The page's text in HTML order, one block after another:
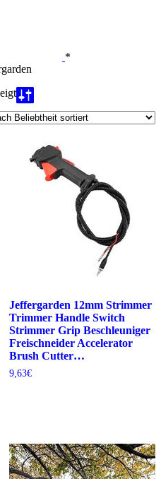
*
Nach
Beliebtheit
sortiert
Jeffergarden 12mm Strimmer
Trimmer Handle Switch
Strimmer Grip Beschleuniger
Freischneider Accelerator
Brush Cutter…
9,63€